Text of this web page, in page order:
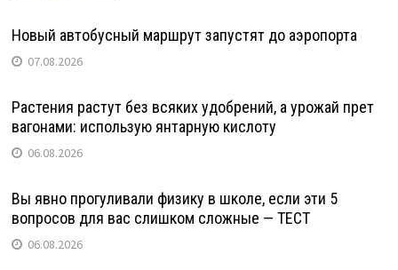
Новый автобусный маршрут запустят до аэропорта
07.08.2026
Растения растут без всяких удобрений, а урожай прет
вагонами: использую янтарную кислоту
06.08.2026
Вы явно прогуливали физику в школе, если эти 5
вопросов для вас слишком сложные — ТЕСТ
06.08.2026